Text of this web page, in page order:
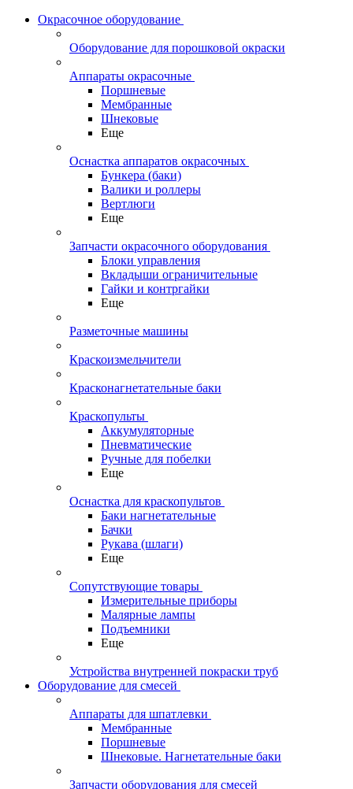
Окрасочное оборудование
Оборудование для порошковой окраски
Аппараты окрасочные
Поршневые
Мембранные
Шнековые
Еще
Оснастка аппаратов окрасочных
Бункера (баки)
Валики и роллеры
Вертлюги
Еще
Запчасти окрасочного оборудования
Блоки управления
Вкладыши ограничительные
Гайки и контргайки
Еще
Разметочные машины
Краскоизмельчители
Красконагнетательные баки
Краскопульты
Аккумуляторные
Пневматические
Ручные для побелки
Еще
Оснастка для краскопультов
Баки нагнетательные
Бачки
Рукава (шлаги)
Еще
Сопутствующие товары
Измерительные приборы
Малярные лампы
Подъемники
Еще
Устройства внутренней покраски труб
Оборудование для смесей
Аппараты для шпатлевки
Мембранные
Поршневые
Шнековые. Нагнетательные баки
Запчасти оборудования для смесей